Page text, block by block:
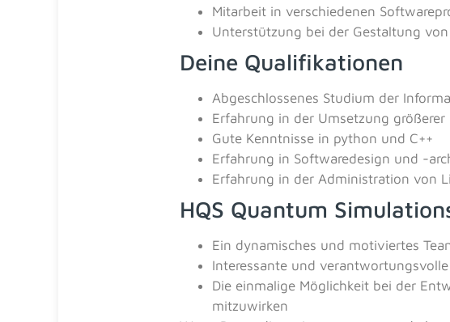
Mitarbeit in verschiedenen
Unterstützung bei der Gestaltung
Deine Qualifikationen
Abgeschlossenes Studium der
Erfahrung in der Umsetzung
Gute Kenntnisse in python und C++
Erfahrung in Softwaredesign und -
Erfahrung in der Administration von
HQS Quantum
Ein dynamisches und motiviertes
Interessante und
Die einmalige Möglichkeit bei der
mitzuwirken